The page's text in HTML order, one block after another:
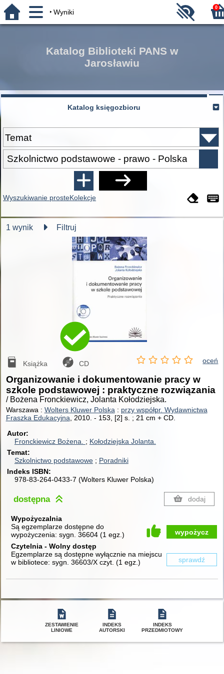
Wyniki
0
Katalog Biblioteki PANS w
Jarosławiu
Katalog księgozbioru
Wyszukiwanie prosteKolekcje
1 wynik Filtruj
Książka CD oceń
Organizowanie i dokumentowanie pracy w
szkole podstawowej : praktyczne rozwiązania
/ Bożena Fronckiewicz, Jolanta Kołodziejska.
Warszawa : Wolters Kluwer Polska: przy współpr. Wydawnictwa
Fraszka Edukacyjna, 2010. - 153, [2] s. ; 21 cm + CD.
Autor
Fronckiewicz Bożena.
Kołodziejska Jolanta.
Temat
Szkolnictwo podstawowe
Poradniki
Indeks ISBN
978-83-264-0433-7 (Wolters Kluwer Polska)
dostępna dodaj
Wypożyczalnia
Są egzemplarze dostępne do
wypożyczenia: sygn. 36604 (1 egz. )
wypożycz
Czytelnia - Wolny dostęp
Egzemplarze są dostępne wyłącznie na miejscu
w bibliotece: sygn. 36603/X czyt. (1 egz. ) sprawdź
ZESTAWIENIE
LINIOWE
INDEKS
AUTORSKI
INDEKS
PRZEDMIOTOWY